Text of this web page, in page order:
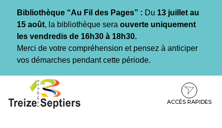
Bibliothèque “Au Fil des Pages” : Du 13 juillet au
15 août, la bibliothèque sera ouverte uniquement
les vendredis de 16h30 à 18h30.
Merci de votre compréhension et pensez à anticiper
vos démarches pendant cette période.
contenu
pied
ACCÈS RAPIDES